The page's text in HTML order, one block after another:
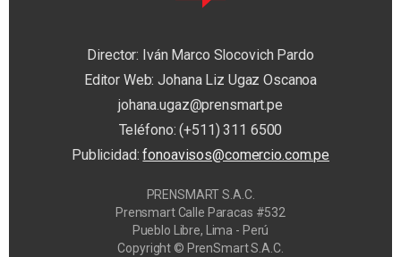
Director: Iván Marco Slocovich Pardo
Editor Web: Johana Liz Ugaz Oscanoa
johana.ugaz@prensmart.pe
Teléfono: (+511) 311 6500
Publicidad:fonoavisos@comercio.com.pe
PRENSMART S.A.C.
Prensmart Calle Paracas #532
Pueblo Libre, Lima - Perú
Copyright © PrenSmart S.A.C.